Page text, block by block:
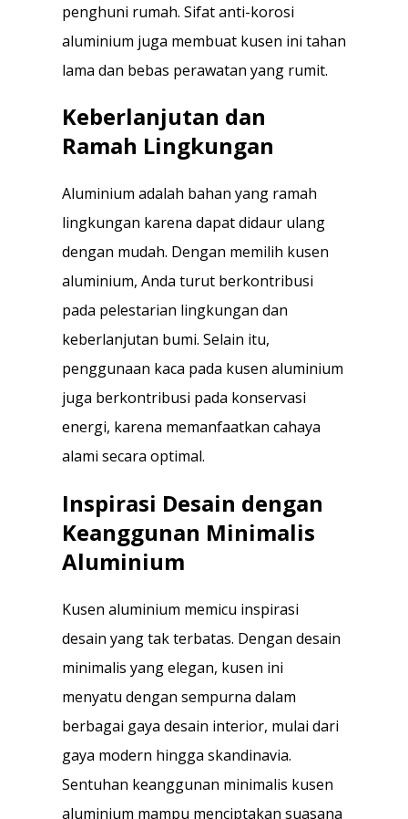
penghuni rumah. Sifat anti-korosi
aluminium juga membuat kusen ini tahan
lama dan bebas perawatan yang rumit.
Keberlanjutan dan
Ramah Lingkungan
Aluminium adalah bahan yang ramah
lingkungan karena dapat didaur ulang
dengan mudah. Dengan memilih kusen
aluminium, Anda turut berkontribusi
pada pelestarian lingkungan dan
keberlanjutan bumi. Selain itu,
penggunaan kaca pada kusen aluminium
juga berkontribusi pada konservasi
energi, karena memanfaatkan cahaya
alami secara optimal.
Inspirasi Desain dengan
Keanggunan Minimalis
Aluminium
Kusen aluminium memicu inspirasi
desain yang tak terbatas. Dengan desain
minimalis yang elegan, kusen ini
menyatu dengan sempurna dalam
berbagai gaya desain interior, mulai dari
gaya modern hingga skandinavia.
Sentuhan keanggunan minimalis kusen
aluminium mampu menciptakan suasana